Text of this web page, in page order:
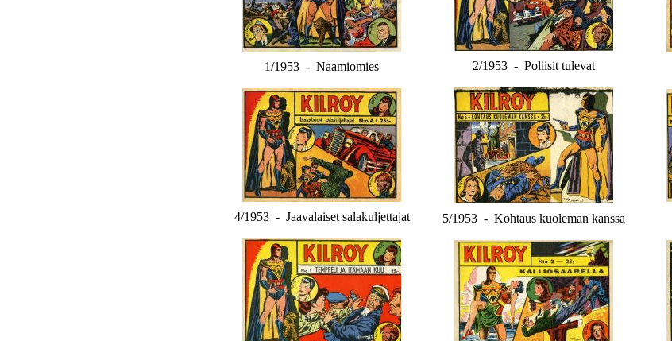
1/1953 - Naamiomies 2/1953 - Poliisit tulevat
4/1953 - Jaavalaiset salakuljettajat 5/1953 - Kohtaus kuoleman kanssa